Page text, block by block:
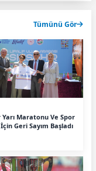
Tümünü Gör
Yarı Maratonu Ve Spor
Geri Sayım Başladı